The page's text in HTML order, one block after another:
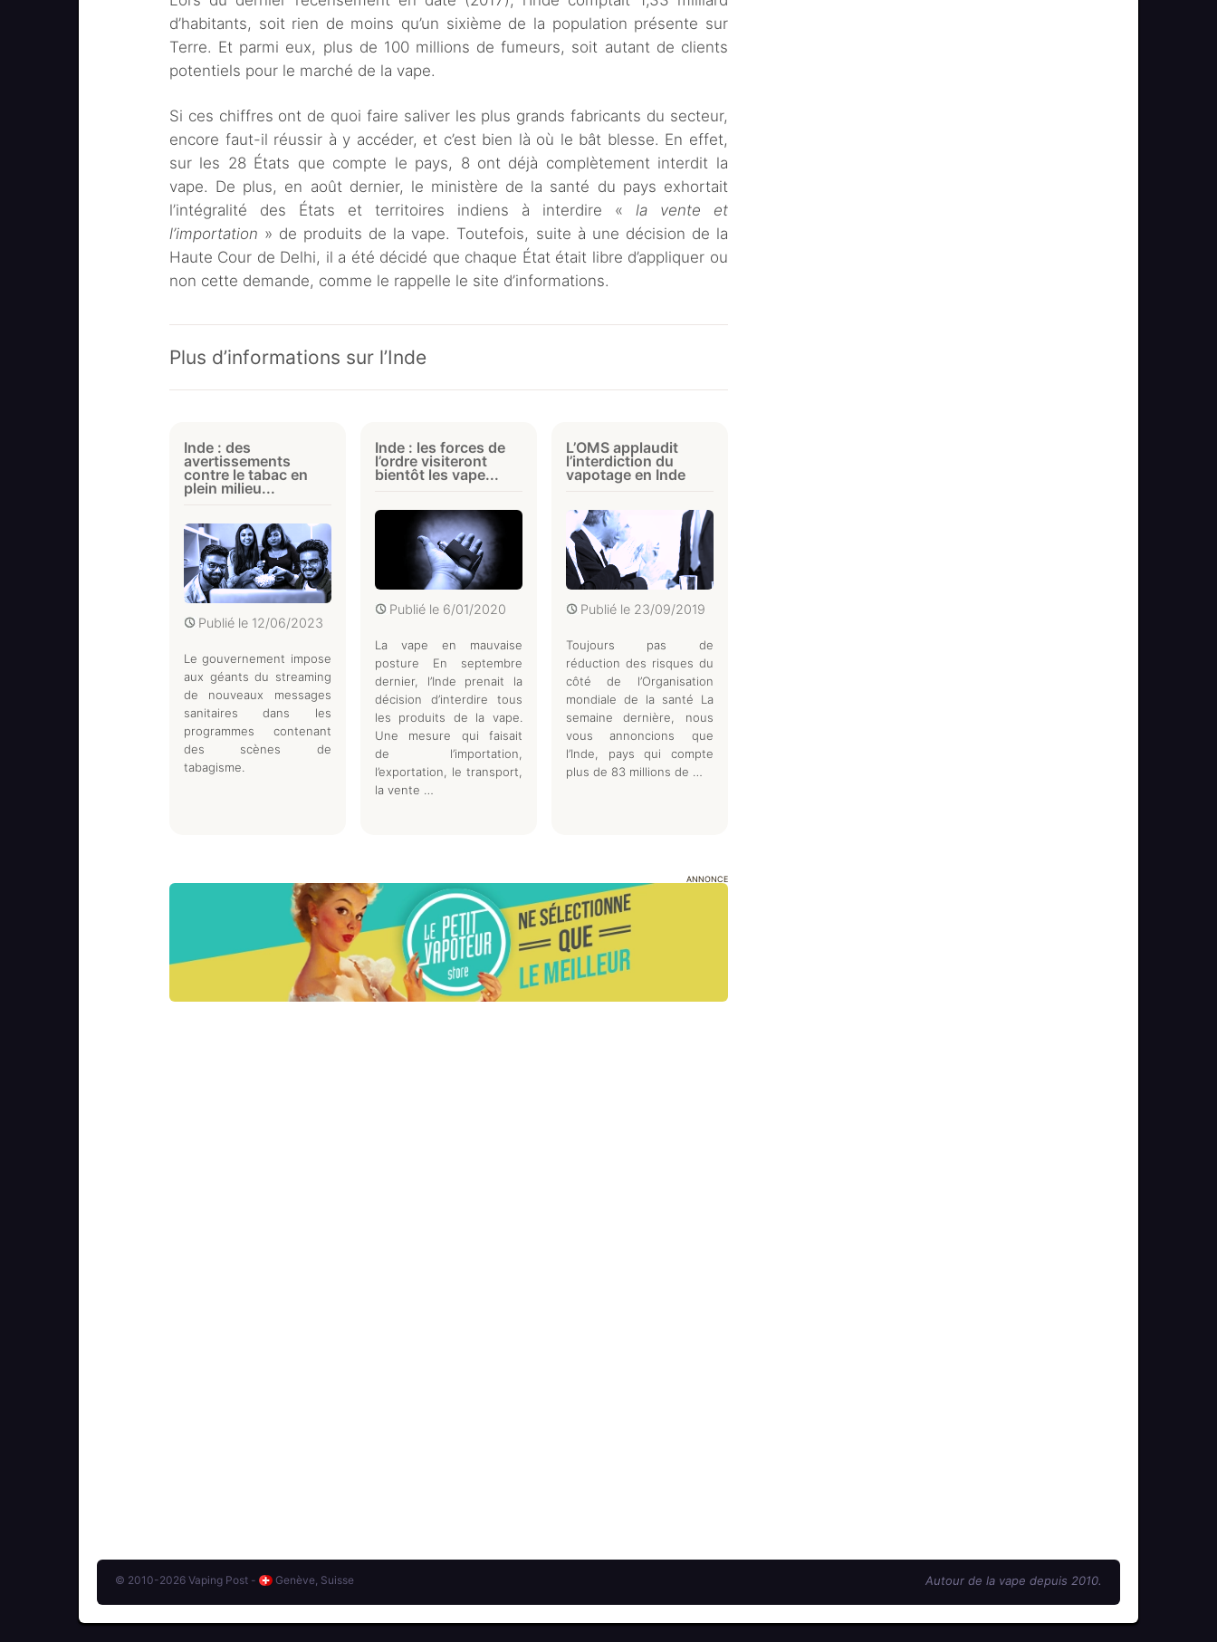
d’habitants, soit rien de moins qu’un sixième de la population présente sur
Terre. Et parmi eux, plus de 100 millions de fumeurs, soit autant de clients
potentiels pour le marché de la vape.
Si ces chiffres ont de quoi faire saliver les plus grands fabricants du secteur,
encore faut-il réussir à y accéder, et c’est bien là où le bât blesse. En effet,
sur les 28 États que compte le pays, 8 ont déjà complètement interdit la
vape. De plus, en août dernier, le ministère de la santé du pays exhortait
l’intégralité des États et territoires indiens à interdire « la vente et
l’importation » de produits de la vape. Toutefois, suite à une décision de la
Haute Cour de Delhi, il a été décidé que chaque État était libre d’appliquer ou
non cette demande, comme le rappelle le site d’informations.
Plus d’informations sur l’Inde
Inde : des
avertissements
contre le tabac en
plein milieu...
Publié le 12/06/2023
Le gouvernement impose
aux géants du streaming
de nouveaux messages
sanitaires dans les
programmes contenant
des scènes de
tabagisme.
Inde : les forces de
l’ordre visiteront
bientôt les vape...
Publié le 6/01/2020
La vape en mauvaise
posture En septembre
dernier, l’Inde prenait la
décision d’interdire tous
les produits de la vape.
Une mesure qui faisait
de l’importation,
l’exportation, le transport,
la vente …
L’OMS applaudit
l’interdiction du
vapotage en Inde
Publié le 23/09/2019
Toujours pas de
réduction des risques du
côté de l’Organisation
mondiale de la santé La
semaine dernière, nous
vous annoncions que
l’Inde, pays qui compte
plus de 83 millions de …
ANNONCE
© 2010-2026 Vaping Post - Genève, Suisse Autour de la vape depuis 2010.